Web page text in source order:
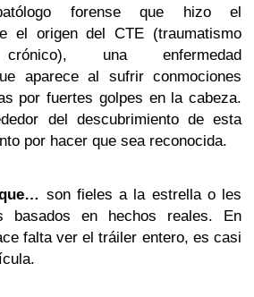
forense que hizo el
el origen del CTE (traumatismo
crónico), una enfermedad
aparece al sufrir conmociones
por fuertes golpes en la cabeza.
del descubrimiento de esta
por hacer que sea reconocida.
son fieles a la estrella o les
basados en hechos reales. En
falta ver el tráiler entero, es casi